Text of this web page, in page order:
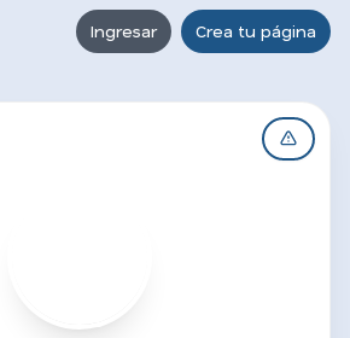
Ingresar Crea tu página